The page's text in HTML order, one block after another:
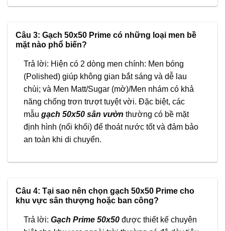
Câu 3: Gạch 50x50 Prime có những loại men bề
mặt nào phổ biến?
Trả lời: Hiện có 2 dòng men chính: Men bóng
(Polished) giúp không gian bắt sáng và dễ lau
chùi; và Men Matt/Sugar (mờ)/Men nhám có khả
năng chống trơn trượt tuyệt vời. Đặc biệt, các
mẫu gạch 50x50 sân vườn thường có bề mặt
định hình (nổi khối) để thoát nước tốt và đảm bảo
an toàn khi di chuyển.
Câu 4: Tại sao nên chọn gạch 50x50 Prime cho
khu vực sân thượng hoặc ban công?
Trả lời: Gạch Prime 50x50 được thiết kế chuyên